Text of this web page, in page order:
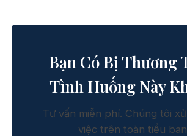
Bạn Có Bị Thương
Tình Huống Này
Tư vấn miễn phí. Chúng tôi
việc trên toàn tiểu